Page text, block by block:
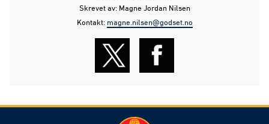
Skrevet av: Magne Jordan Nilsen
Kontakt: magne.nilsen@godset.no